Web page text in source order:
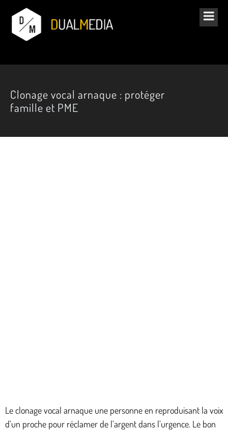
Clonage vocal arnaque : protéger
famille et PME
Le clonage vocal arnaque une personne en reproduisant la voix
d’un proche pour réclamer de l’argent dans l’urgence. Le bon